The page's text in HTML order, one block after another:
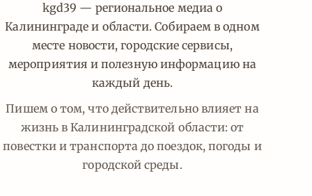
kgd39 — региональное медиа о
Калининграде и области. Собираем в одном
месте новости, городские сервисы,
мероприятия и полезную информацию на
каждый день.
Пишем о том, что действительно влияет на
жизнь в Калининградской области: от
повестки и транспорта до поездок, погоды и
городской среды.